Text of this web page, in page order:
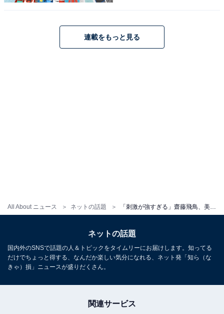
All About ニュース ネットの話題
連載をもっと見る
ネットの話題
国内外のSNSで話題の人＆トピックをタイムリーにお届けします。知ってる
だけでちょっと得する、なんだか楽しい気分になれる、ネット発「知ら（な
きゃ）損」ニュースが盛りだくさん。
関連サービス